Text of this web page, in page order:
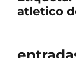
atletico